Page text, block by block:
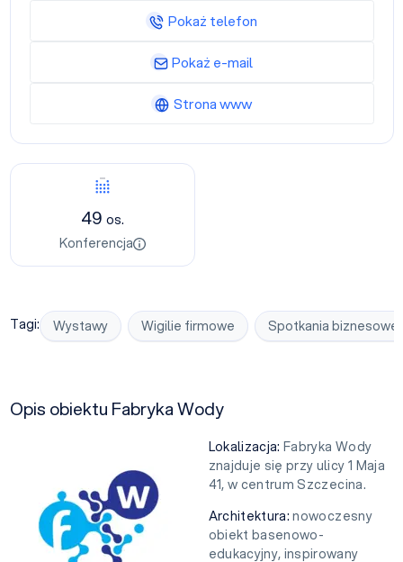
Konferencja
49 os.
Konferencja
Tagi: Wystawy Wigilie firmowe Spotkania biznesowe
Opis obiektu Fabryka Wody
Lokalizacja: Fabryka Wody
znajduje się przy ulicy 1 Maja
41, w centrum Szczecina.
Architektura:nowoczesny
obiekt basenowo-
edukacyjny, inspirowany
Pokaż telefon
Pokaż e-mail
Strona www